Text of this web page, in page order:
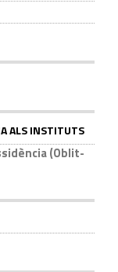
ALS INSTITUTS
(Oblit-